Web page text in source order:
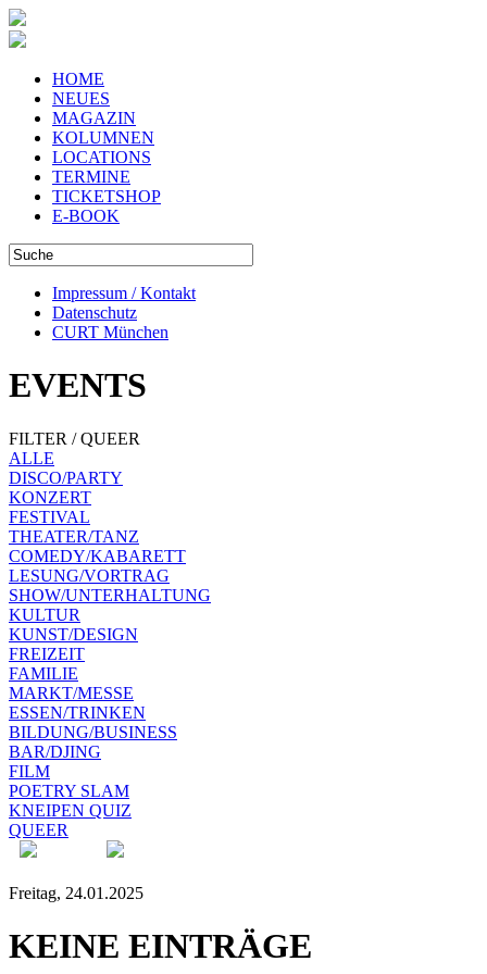
HOME
NEUES
MAGAZIN
KOLUMNEN
LOCATIONS
TERMINE
TICKETSHOP
E-BOOK
Impressum / Kontakt
Datenschutz
CURT München
EVENTS
FILTER / QUEER
ALLE
DISCO/PARTY
KONZERT
FESTIVAL
THEATER/TANZ
COMEDY/KABARETT
LESUNG/VORTRAG
SHOW/UNTERHALTUNG
KULTUR
KUNST/DESIGN
FREIZEIT
FAMILIE
MARKT/MESSE
ESSEN/TRINKEN
BILDUNG/BUSINESS
BAR/DJING
FILM
POETRY SLAM
KNEIPEN QUIZ
QUEER
Freitag, 24.01.2025
KEINE EINTRÄGE